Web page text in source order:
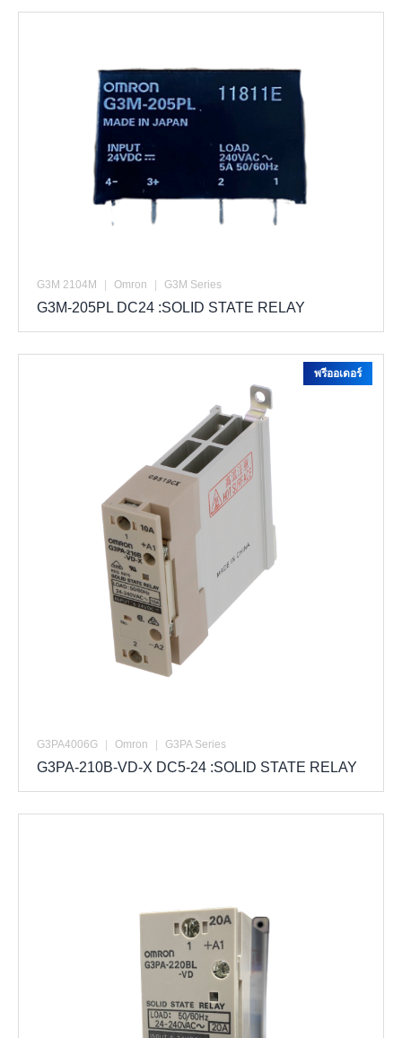
G3M 2104M Omron G3M Series
G3M-205PL DC24 :SOLID STATE RELAY
G3PA4006G Omron G3PA Series
G3PA-210B-VD-X DC5-24 :SOLID STATE RELAY
พรีออเดอร์